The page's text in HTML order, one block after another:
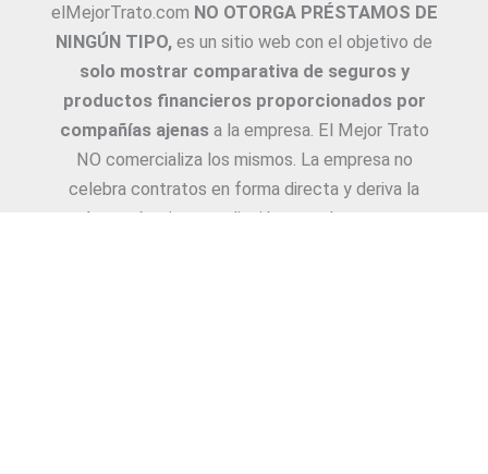
elMejorTrato.com NO OTORGA PRÉSTAMOS DE
NINGÚN TIPO, es un sitio web con el objetivo de
solo mostrar comparativa de seguros y
productos financieros proporcionados por
compañías ajenasa la empresa. El Mejor Trato
NO comercializa los mismos. La empresa no
celebra contratos en forma directa y deriva la
Asesoría e intermediación a productores y